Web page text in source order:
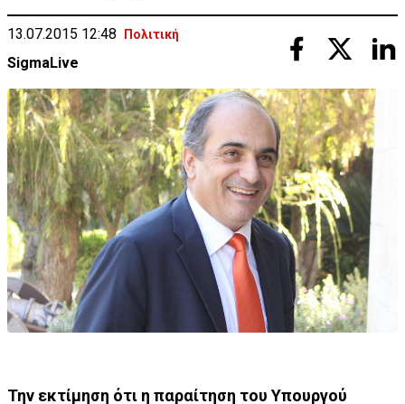
13.07.2015 12:48 Πολιτική
SigmaLive
Την εκτίμηση ότι η παραίτηση του Υπουργού